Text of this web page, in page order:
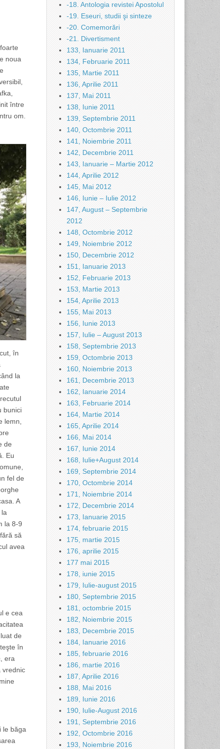
noua
între
om.
în
la
bunici
lemn,
de
Eu
fel de
A
la 8-9
să
avea
e cea
de
în
, era
vrednic
le băga
-18. Antologia revistei Apostolul
-19. Eseuri, studii şi sinteze
-20. Comemorări
-21. Divertisment
133, Ianuarie 2011
134, Februarie 2011
135, Martie 2011
136, Aprilie 2011
137, Mai 2011
138, Iunie 2011
139, Septembrie 2011
140, Octombrie 2011
141, Noiembrie 2011
142, Decembrie 2011
143, Ianuarie – Martie 2012
144, Aprilie 2012
145, Mai 2012
146, Iunie – Iulie 2012
147, August – Septembrie
2012
148, Octombrie 2012
149, Noiembrie 2012
150, Decembrie 2012
151, Ianuarie 2013
152, Februarie 2013
153, Martie 2013
154, Aprilie 2013
155, Mai 2013
156, Iunie 2013
157, Iulie – August 2013
158, Septembrie 2013
159, Octombrie 2013
160, Noiembrie 2013
161, Decembrie 2013
162, Ianuarie 2014
163, Februarie 2014
164, Martie 2014
165, Aprilie 2014
166, Mai 2014
167, Iunie 2014
168, Iulie+August 2014
169, Septembrie 2014
170, Octombrie 2014
171, Noiembrie 2014
172, Decembrie 2014
173, Ianuarie 2015
174, februarie 2015
175, martie 2015
176, aprilie 2015
177 mai 2015
178, iunie 2015
179, Iulie-august 2015
180, Septembrie 2015
181, octombrie 2015
182, Noiembrie 2015
183, Decembrie 2015
184, Ianuarie 2016
185, februarie 2016
186, martie 2016
187, Aprilie 2016
188, Mai 2016
189, Iunie 2016
190, Iulie-August 2016
191, Septembrie 2016
192, Octombrie 2016
193, Noiembrie 2016